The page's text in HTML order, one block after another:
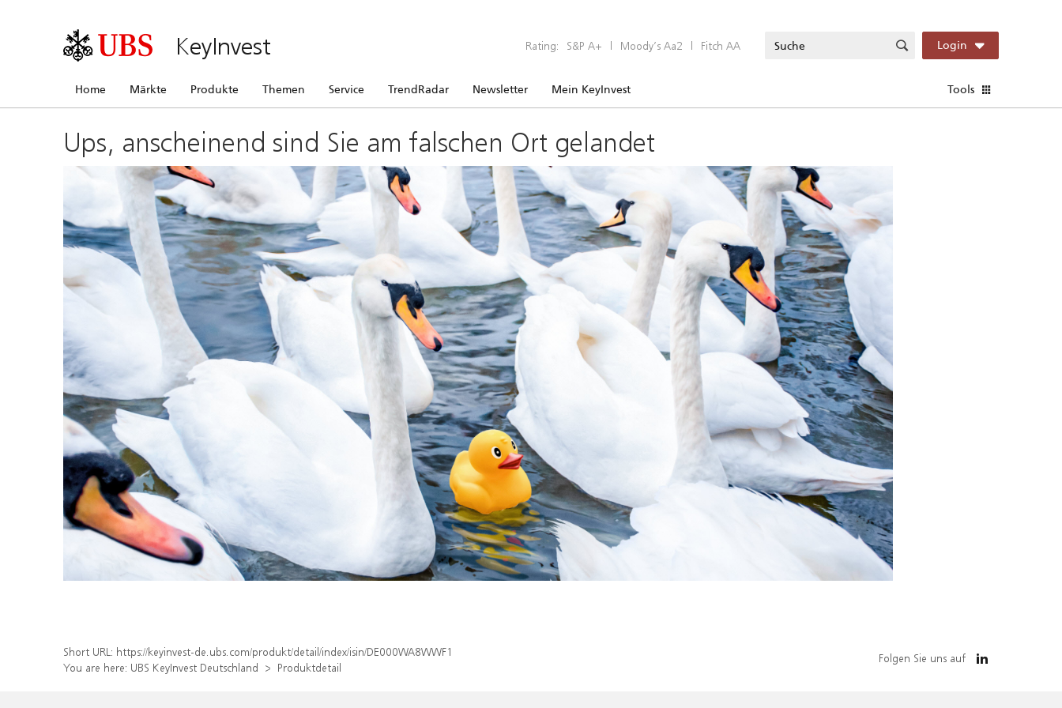
KeyInvest Rating: S&P A+ | Moody’s Aa2 | Fitch AA Login
Home Märkte Produkte Themen Service TrendRadar Newsletter Mein KeyInvest Tools
Ups, anscheinend sind Sie am falschen Ort gelandet
Short URL: https://keyinvest-de.ubs.com/produkt/detail/index/isin/DE000WA8WWF1
You are here: UBS KeyInvest Deutschland Produktdetail
Folgen Sie uns auf